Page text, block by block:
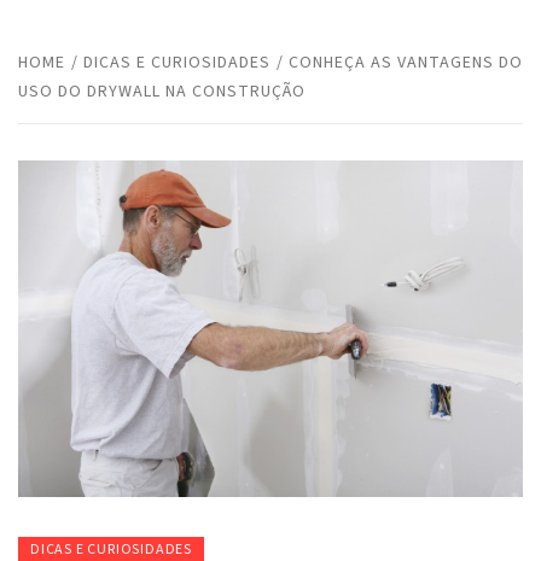
HOME DICAS E CURIOSIDADES
CONHEÇA AS VANTAGENS DO
USO DO DRYWALL NA CONSTRUÇÃO
DICAS E CURIOSIDADES